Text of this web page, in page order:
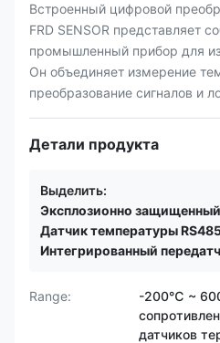
Встроенный цифровой
FRD SENSOR представляет
промышленный прибор для
Он объединяет измерение
преобразование сигналов и
Детали продукта
Выделить:
Эксплозионно
Датчик температуры
Интегрированный
Range:
-200℃ ~
датчиков